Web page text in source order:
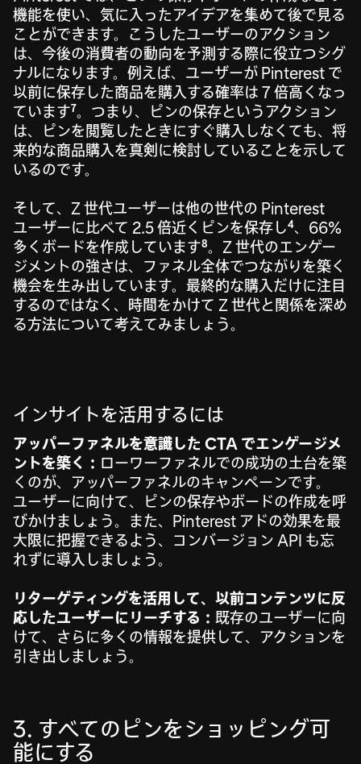
機能を使い、気に入ったアイデアを集めて後で見る
ことができます。こうしたユーザーのアクション
は、今後の消費者の動向を予測する際に役立つシグ
ナルになります。例えば、ユーザーが Pinterest で
以前に保存した商品を購入する確率は 7 倍高くなっ
ています7。つまり、ピンの保存というアクション
は、ピンを閲覧したときにすぐ購入しなくても、将
来的な商品購入を真剣に検討していることを示して
いるのです。
そして、Z 世代ユーザーは他の世代の Pinterest
ユーザーに比べて 2.5 倍近くピンを保存し 4、66%
多くボードを作成しています8 。Z 世代のエンゲー
ジメントの強さは、ファネル全体でつながりを築く
機会を生み出しています。最終的な購入だけに注目
するのではなく、時間をかけて Z 世代と関係を深め
る方法について考えてみましょう。
インサイトを活用するには
アッパーファネルを意識した CTA でエンゲージメ
ントを築く： ローワーファネルでの成功の土台を築
くのが、アッパーファネルのキャンペーンです。
ユーザーに向けて、ピンの保存やボードの作成を呼
びかけましょう。また、Pinterest アドの効果を最
大限に把握できるよう、コンバージョン API も忘
れずに導入しましょう。
リターゲティングを活用して、以前コンテンツに反
応したユーザーにリーチする： 既存のユーザーに向
けて、さらに多くの情報を提供して、アクションを
引き出しましょう。
3. すべてのピンをショッピング可
能にする